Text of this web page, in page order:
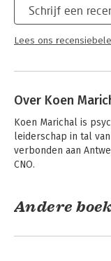
getuigen aan het
hun initiële angst en
en hun zoektocht
leiderschap.
Schrijf een
Lees ons
Over Koen
Koen Marichal is
leiderschap in tal
verbonden aan
CNO.
Andere